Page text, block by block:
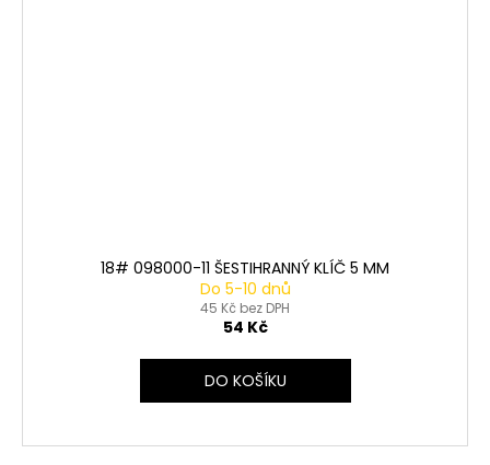
18# 098000-11 ŠESTIHRANNÝ KLÍČ 5 MM
Do 5-10 dnů
45 Kč bez DPH
54 Kč
DO KOŠÍKU